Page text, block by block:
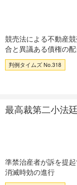
競売法による不動産
合と異議ある債権の
判例タイムズ No.318
最高裁第二小法
準禁治産者が訴を提
消滅時効の進行